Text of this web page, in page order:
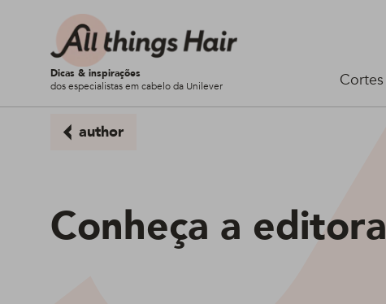
Dicas & inspirações
dos especialistas em cabelo da Unilever
Cortes
author
Conheça a editora